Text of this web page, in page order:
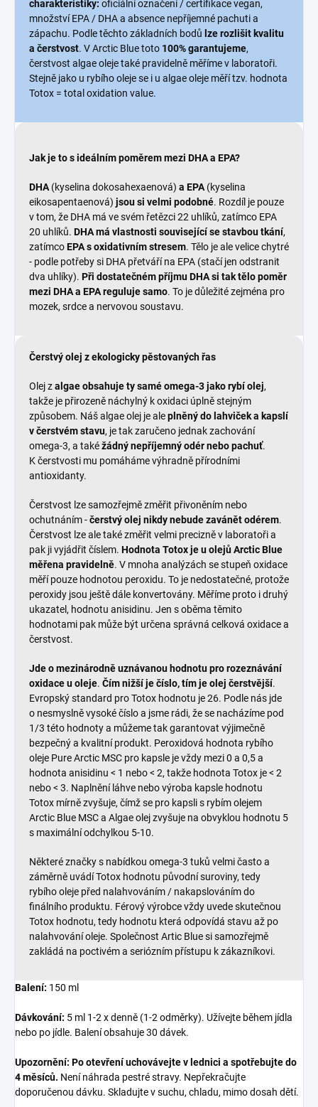
charakteristiky: oficiální označení / certifikace vegan,
množství EPA / DHA a absence nepříjemné pachuti a
zápachu. Podle těchto základních bodů lze rozlišit kvalitu
a čerstvost. V Arctic Blue toto 100% garantujeme,
čerstvost algae oleje také pravidelně měříme v laboratoři.
Stejně jako u rybího oleje se i u algae oleje měří tzv. hodnota
Totox = total oxidation value.
Jak je to s ideálním poměrem mezi DHA a EPA?
DHA(kyselina dokosahexaenová) a EPA(kyselina
eikosapentaenová) jsou si velmi podobné. Rozdíl je pouze
v tom, že DHA má ve svém řetězci 22 uhlíků, zatímco EPA
20 uhlíků. DHA má vlastnosti související se stavbou tkání,
zatímcoEPA s oxidativním stresem. Tělo je ale velice chytré
- podle potřeby si DHA přetváří na EPA (stačí jen odstranit
dva uhlíky). Při dostatečném příjmu DHA si tak tělo poměr
mezi DHA a EPA reguluje samo. To je důležité zejména pro
mozek, srdce a nervovou soustavu.
Čerstvý olej z ekologicky pěstovaných řas
Olej zalgae obsahuje ty samé omega-3 jako rybí olej,
takže je přirozeně náchylný k oxidaci úplně stejným
způsobem. Náš algae olej je aleplněný do lahviček a kapslí
v čerstvém stavu, je tak zaručeno jednak zachování
omega-3, a takéžádný nepříjemný odér nebo pachuť.
K čerstvosti mu pomáháme výhradně přírodními
antioxidanty.
Čerstvost lze samozřejmě změřit přivoněním nebo
ochutnáním -čerstvý olej nikdy nebude zavánět odérem.
Čerstvost lze ale také změřit velmi precizně v laboratoři a
pak ji vyjádřit číslem. Hodnota Totox je u olejů Arctic Blue
měřena pravidelně. V mnoha analýzách se stupeň oxidace
měří pouze hodnotou peroxidu. To je nedostatečné, protože
peroxidy jsou ještě dále konvertovány. Měříme proto i druhý
ukazatel, hodnotu anisidinu. Jen s oběma těmito
hodnotami pak může být určena správná celková oxidace a
čerstvost.
Jde o mezinárodně uznávanou hodnotu pro rozeznávání
oxidace u oleje. Čím nižší je číslo, tím je olej čerstvější.
Evropský standard pro Totox hodnotu je 26. Podle nás jde
o nesmyslně vysoké číslo a jsme rádi, že se nacházíme pod
1/3 této hodnoty a můžeme tak garantovat výjimečně
bezpečný a kvalitní produkt. Peroxidová hodnota rybího
oleje Pure Arctic MSC pro kapsle je vždy mezi 0 a 0,5 a
hodnota anisidinu < 1 nebo < 2, takže hodnota Totox je < 2
nebo < 3. Naplnění láhve nebo výroba kapsle hodnotu
Totox mírně zvyšuje, čímž se pro kapsli s rybím olejem
Arctic Blue MSC a Algae olej zvyšuje na obvyklou hodnotu 5
s maximální odchylkou 5-10.
Některé značky s nabídkou omega-3 tuků velmi často a
záměrně uvádí Totox hodnotu původní suroviny, tedy
rybího oleje před nalahvováním / nakapslováním do
finálního produktu. Férový výrobce vždy uvede skutečnou
Totox hodnotu, tedy hodnotu která odpovídá stavu až po
nalahvování oleje. Společnost Artic Blue si samozřejmě
zakládá na poctivém a seriózním přístupu k zákazníkovi.
Balení: 150 ml
Dávkování: 5 ml 1-2 x denně (1-2 odměrky). Užívejte během jídla
nebo po jídle. Balení obsahuje 30 dávek.
Upozornění: Po otevření uchovávejte v lednici a spotřebujte do
4 měsíců. Není náhrada pestré stravy. Nepřekračujte
doporučenou dávku. Skladujte v suchu, chladu, mimo dosah dětí.